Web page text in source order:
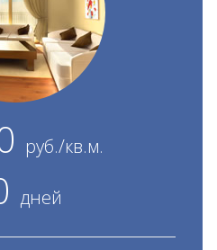
руб./кв.м.
дней